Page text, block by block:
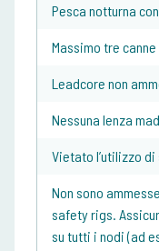
Pesca notturna
Massimo tre
Leadcore non
Nessuna lenza
Vietato l’utilizzo
Non sono
safety rigs.
su tutti i nodi (ad